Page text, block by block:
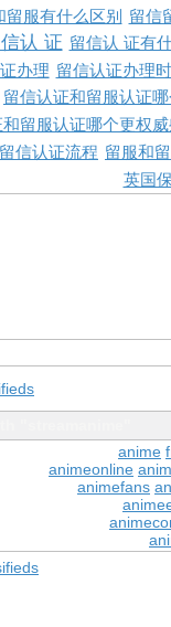
留服有什么区别
留信
认 证 留信认 证有
办理 留信认证办理
留信认证和留服认证
留服认证哪个更权
留信认证流程 留服和
英国
anime
animeonline
animefans